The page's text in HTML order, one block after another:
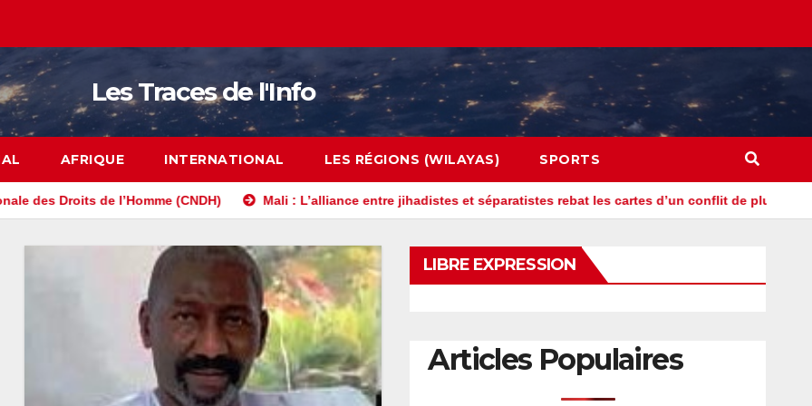
Les Traces de l'Info
AFRIQUE INTERNATIONAL LES RÉGIONS (WILAYAS) SPORTS
l’Homme (CNDH) Mali : L’alliance entre jihadistes et séparatistes rebat les cartes d’un conflit de plus en plus complexe
LIBRE EXPRESSION
Articles Populaires